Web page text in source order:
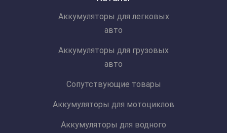
Аккумуляторы для легковых
авто
Аккумуляторы для грузовых
авто
Сопутствующие товары
Аккумуляторы для мотоциклов
Аккумуляторы для водного